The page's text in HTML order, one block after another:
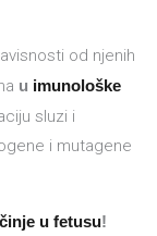
od njenih
u imunološke
sluzi i
i mutagene
u fetusu!